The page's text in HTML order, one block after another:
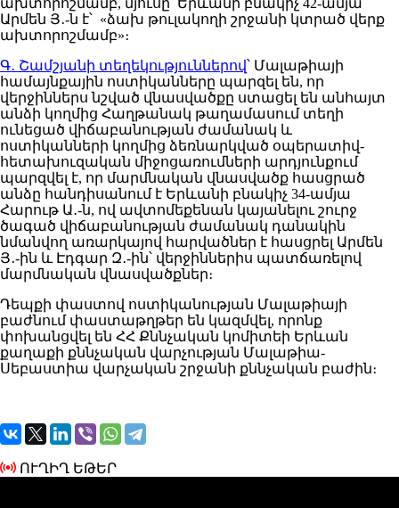
Արմեն Յ․-ն է՝ «ձախ թուլակողի շրջանի կտրած վերք
ախտորոշմամբ»։
Գ․ Շամշյանի տեղեկություններով՝ Մալաթիայի
համայնքային ոստիկանները պարզել են, որ
վերջիններս նշված վնասվածքը ստացել են անհայտ
անձի կողմից Հաղթանակ թաղամասում տեղի
ունեցած վիճաբանության ժամանակ և
ոստիկանների կողմից ձեռնարկված օպերատիվ-
հետախուզական միջոցառումների արդյունքում
պարզվել է, որ մարմնական վնասվածք հասցրած
անձը հանդիսանում է Երևանի բնակիչ 34-ամյա
Հարութ Ա․-ն, ով ավտոմեքենան կայանելու շուրջ
ծագած վիճաբանության ժամանակ դանակին
նմանվող առարկայով հարվածներ է հասցրել Արմեն
Յ․-ին և Էդգար Զ․-ին՝ վերջիններիս պատճառելով
մարմնական վնասվածքներ։
Դեպքի փաստով ոստիկանության Մալաթիայի
բաժնում փաստաթղթեր են կազմվել, որոնք
փոխանցվել են ՀՀ Քննչական կոմիտեի Երևան
քաղաքի քննչական վարչության Մալաթիա-
Սեբաստիա վարչական շրջանի քննչական բաժին։
ՈՒՂԻՂ ԵԹԵՐ